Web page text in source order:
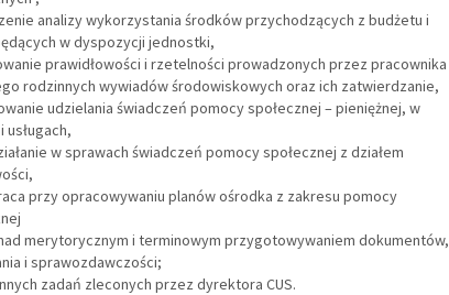
analizy wykorzystania środków przychodzących z budżetu i
w dyspozycji jednostki,
prawidłowości i rzetelności prowadzonych przez pracownika
rodzinnych wywiadów środowiskowych oraz ich zatwierdzanie,
udzielania świadczeń pomocy społecznej – pieniężnej, w
usługach,
w sprawach świadczeń pomocy społecznej z działem
przy opracowywaniu planów ośrodka z zakresu pomocy
merytorycznym i terminowym przygotowywaniem dokumentów,
i sprawozdawczości;
zadań zleconych przez dyrektora CUS.